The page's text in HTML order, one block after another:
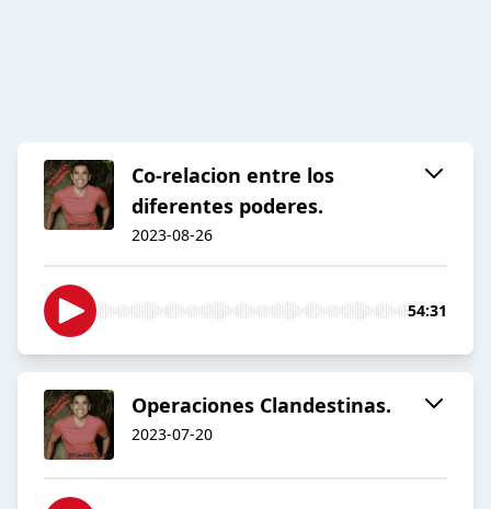
Co-relacion entre los
diferentes poderes.
2023-08-26
54:31
Operaciones Clandestinas.
2023-07-20